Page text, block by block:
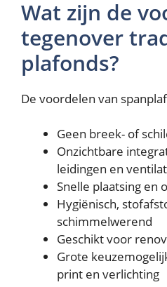
Wat zijn de
tegenover
plafonds?
De voordelen van
Geen breek- of
Onzichtbare
leidingen en
Snelle plaatsing en
Hygiënisch,
schimmelwerend
Geschikt voor
Grote
print en verlichting